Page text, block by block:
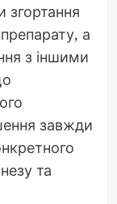
а
з іншими
завжди
та